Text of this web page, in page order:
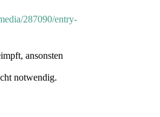
287090/entry-
ansonsten
notwendig.